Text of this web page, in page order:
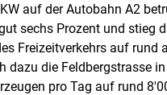
auf der Autobahn A2
sechs Prozent und stieg
Freizeitverkehrs auf rund
dazu die Feldbergstrasse
pro Tag auf rund